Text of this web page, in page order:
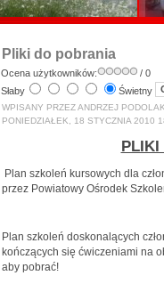
Pliki do pobrania
Ocena użytkowników:
/ 0
Słaby
Świetny
WPISANY PRZEZ ANDRZEJ
PONIEDZIAŁEK, 18 STYCZNIA 2010
PLIKI
Plan szkoleń kursowych dla
przez Powiatowy Ośrodek
Plan szkoleń doskonalących
kończących się ćwiczeniami na
aby pobrać!